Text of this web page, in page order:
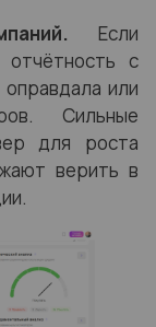
Если
отчётность с
или
Сильные
для роста
верить в